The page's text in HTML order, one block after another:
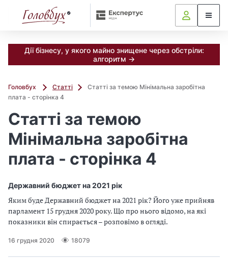
Дії бізнесу, у якого майно знищене через обстріли:
алгоритм →
Головбух Статті
Статті за темою Мінімальна заробітна
плата - сторінка 4
Статті за темою
Мінімальна заробітна
плата - сторінка 4
Державний бюджет на 2021 рік
Яким буде Державний бюджет на 2021 рік? Його уже прийняв
парламент 15 грудня 2020 року. Що про нього відомо, на які
показники він спирається – розповімо в огляді.
16 грудня 2020 18079